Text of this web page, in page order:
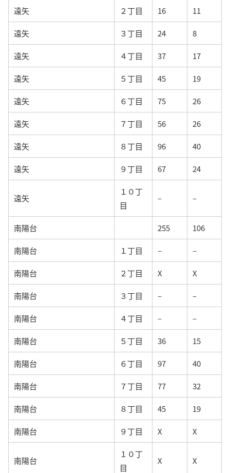
遠矢 ２丁目 16 11
遠矢 ３丁目 24 8
遠矢 ４丁目 37 17
遠矢 ５丁目 45 19
遠矢 ６丁目 75 26
遠矢 ７丁目 56 26
遠矢 ８丁目 96 40
遠矢 ９丁目 67 24
遠矢
１０丁
目
– –
南陽台 255 106
南陽台 １丁目 – –
南陽台 ２丁目 X X
南陽台 ３丁目 – –
南陽台 ４丁目 – –
南陽台 ５丁目 36 15
南陽台 ６丁目 97 40
南陽台 ７丁目 77 32
南陽台 ８丁目 45 19
南陽台 ９丁目 X X
南陽台
１０丁
目
X X